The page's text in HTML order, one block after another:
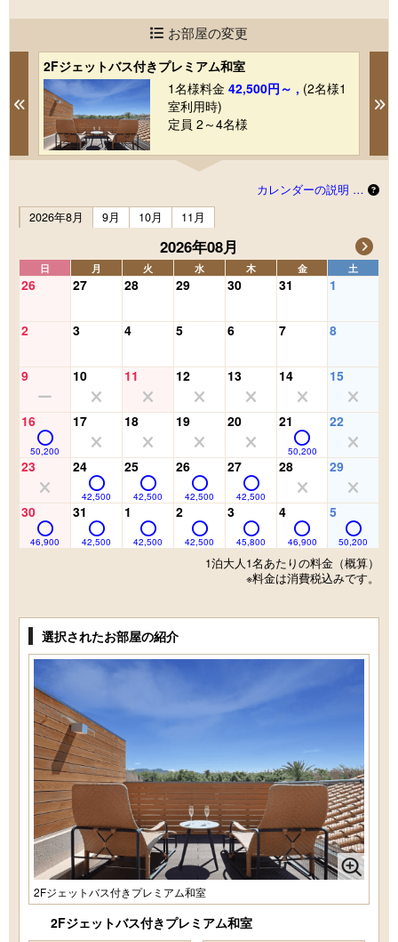
お部屋の変更
Previous
2Fジェットバス付きプレミアム和室
1名様料金 42,500円～ , (2名様1
室利用時)
定員 2～4名様
カレンダーの説明 …
2026年8月
9月 10月 11月
2026年08月
日 月 火 水 木 金 土
26 27 28 29 30 31 1
2 3 4 5 6 7 8
9 10 11 12 13 14 15
16
50,200
17 18 19 20 21
50,200
22
23 24
42,500
25
42,500
26
42,500
27
42,500
28 29
30
46,900
31
42,500
1
42,500
2
42,500
3
45,800
4
46,900
5
50,200
1泊大人1名あたりの料金（概算）
※料金は消費税込みです。
選択されたお部屋の紹介
2Fジェットバス付きプレミアム和室
2Fジェットバス付きプレミアム和室